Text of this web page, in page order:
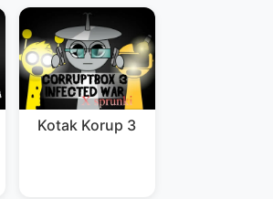
Kotak Korup 3